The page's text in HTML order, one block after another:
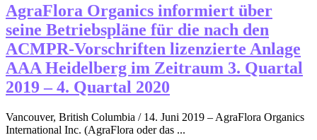
AgraFlora Organics informiert über
seine Betriebspläne für die nach den
ACMPR-Vorschriften lizenzierte Anlage
AAA Heidelberg im Zeitraum 3. Quartal
2019 – 4. Quartal 2020
Vancouver, British Columbia / 14. Juni 2019 – AgraFlora Organics
International Inc. (AgraFlora oder das ...